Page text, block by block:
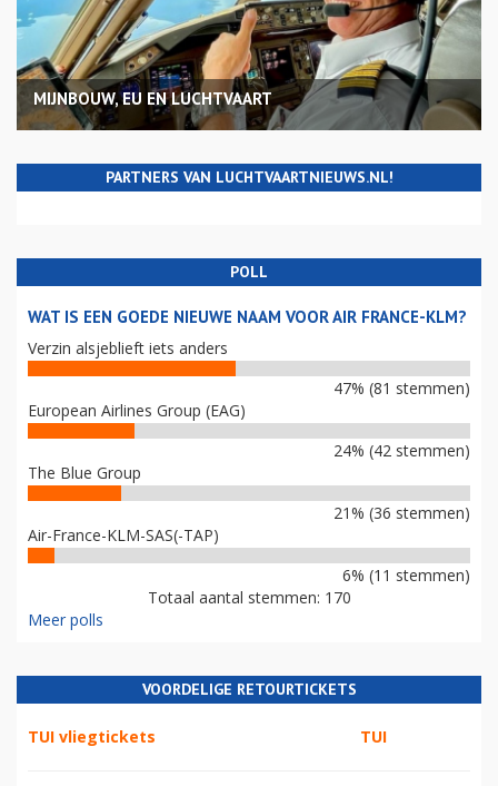
MIJNBOUW, EU EN LUCHTVAART
PARTNERS VAN LUCHTVAARTNIEUWS.NL!
POLL
WAT IS EEN GOEDE NIEUWE NAAM VOOR AIR FRANCE-KLM?
Verzin alsjeblieft iets anders
47% (81 stemmen)
European Airlines Group (EAG)
24% (42 stemmen)
The Blue Group
21% (36 stemmen)
Air-France-KLM-SAS(-TAP)
6% (11 stemmen)
Totaal aantal stemmen: 170
Meer polls
VOORDELIGE RETOURTICKETS
TUI vliegtickets TUI